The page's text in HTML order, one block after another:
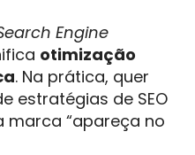
Engine
otimização
. Na prática, quer
estratégias de SEO
marca “apareça no